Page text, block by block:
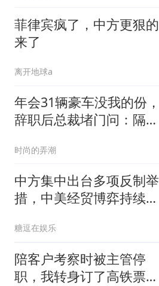
菲律宾疯了，中方更狠的
来了
离开地球a
年会31辆豪车没我的份，
辞职后总裁堵门问：隔壁
时尚的弄潮
中方集中出台多项反制举
措，中美经贸博弈持续升
糖逗在娱乐
陪客户考察时被主管停
职，我转身订了高铁票。